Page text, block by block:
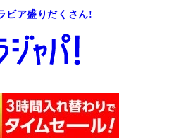
ビア盛りだくさん!